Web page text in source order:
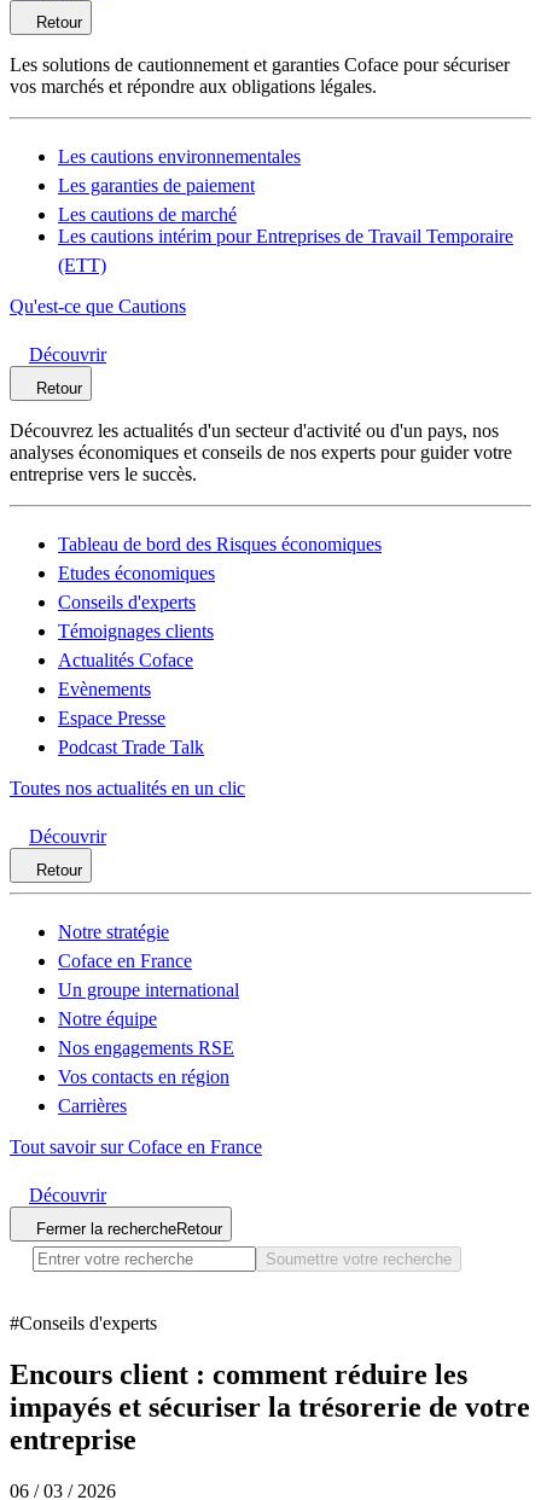
Retour
Les solutions de cautionnement et garanties Coface pour sécuriser
vos marchés et répondre aux obligations légales.
Les cautions environnementales
Les garanties de paiement
Les cautions de marché
Les cautions intérim pour Entreprises de Travail Temporaire
(ETT)
Qu'est-ce que Cautions
Découvrir
Retour
Découvrez les actualités d'un secteur d'activité ou d'un pays, nos
analyses économiques et conseils de nos experts pour guider votre
entreprise vers le succès.
Tableau de bord des Risques économiques
Etudes économiques
Conseils d'experts
Témoignages clients
Actualités Coface
Evènements
Espace Presse
Podcast Trade Talk
Toutes nos actualités en un clic
Découvrir
Retour
Notre stratégie
Coface en France
Un groupe international
Notre équipe
Nos engagements RSE
Vos contacts en région
Carrières
Tout savoir sur Coface en France
Découvrir
Fermer la rechercheRetour
Soumettre votre recherche
#Conseils d'experts
Encours client : comment réduire les
impayés et sécuriser la trésorerie de votre
entreprise
06 / 03 / 2026